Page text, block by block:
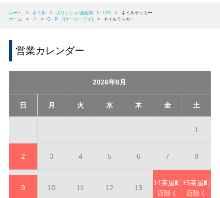
ホーム > ネイル > ポリッシュ/強化剤 > OPI >
ネイルラッカー
ホーム
> ア > O・P・I(オーピーアイ) > ネイルラッカー
営業カレンダー
2026年8月
日 月 火 水 木 金 土
1
2 3 4 5 6 7 8
9 10 11 12 13
14茶屋町
店除く
15茶屋町
店除く